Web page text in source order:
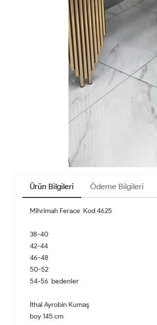
Ürün Bilgileri Ödeme Bilgileri
Mihrimah Ferace Kod 4625
38-40
42-44
46-48
50-52
54-56 bedenler
İthal Ayrobin Kumaş
boy 145 cm